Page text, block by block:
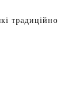
традиційно